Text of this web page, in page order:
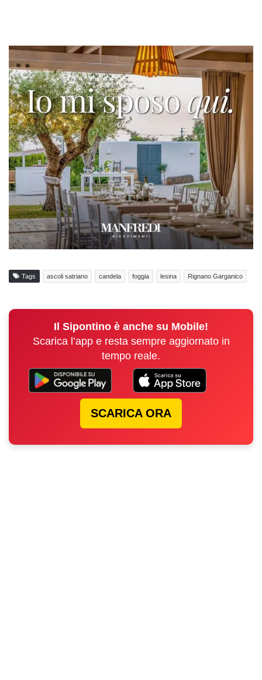
Tags ascoli satriano candela foggia lesina Rignano Garganico
Il Sipontino è anche su Mobile!
Scarica l’app e resta sempre aggiornato in
tempo reale.
SCARICA ORA